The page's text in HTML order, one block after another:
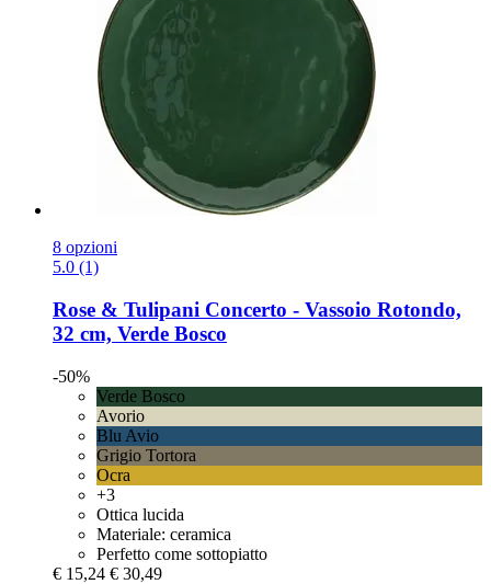
8 opzioni
5.0 (1)
Rose & Tulipani Concerto -​ Vassoio Rotondo,
32 cm, Verde Bosco
-50%
Verde Bosco
Avorio
Blu Avio
Grigio Tortora
Ocra
+3
Ottica lucida
Materiale: ceramica
Perfetto come sottopiatto
€ 15,24 € 30,49